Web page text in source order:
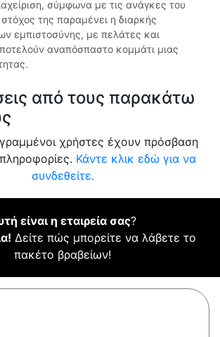
σύμφωνα με τις ανάγκες του
της παραμένει η διαρκής
εμπιστοσύνης, με πελάτες και
αναπόσπαστο κομμάτι μιας
από τους παρακάτω
χρήστες έχουν πρόσβαση
Κάντε κλικ εδώ για να
συνδεθείτε.
είναι η εταιρεία σας?
Δείτε πώς μπορείτε να λάβετε το
πακέτο βραβείων!